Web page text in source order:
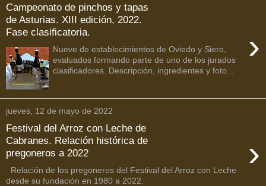
Campeonato de pinchos y tapas
de Asturias. XIII edición, 2022.
Fase clasificatoria.
›
Nueve de establecimientos de Oviedo y Siero,
evaluados formando parte de uno de los jurados
clasificadores. Descripción, ingredientes y foto...
jueves, 12 de mayo de 2022
Festival del Arroz con Leche de
Cabranes. Relación histórica de
pregoneros a 2022
›
Relación de los pregoneros del Festival del Arroz con Leche
desde su fundación en 1980 a 2022.